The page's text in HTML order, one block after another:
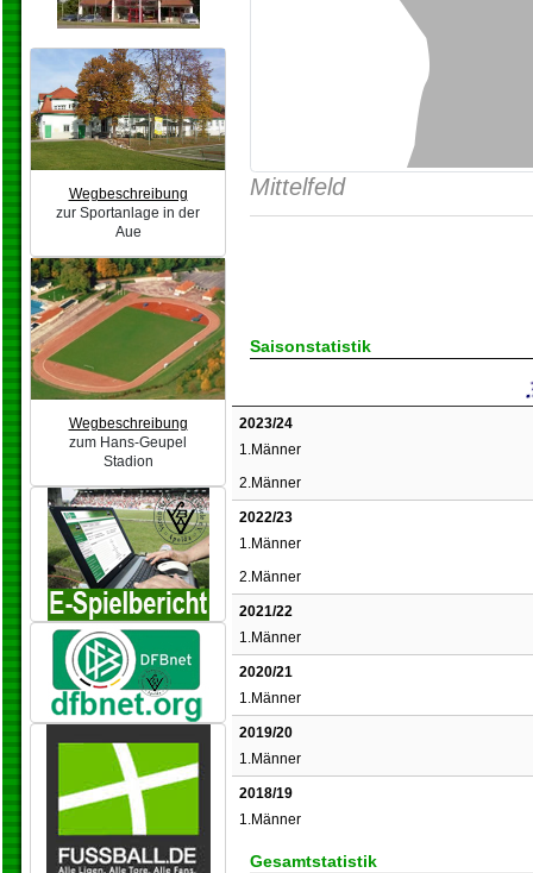
Wegbeschreibung
zur Sportanlage in der
Aue
Wegbeschreibung
zum Hans-Geupel
Stadion
Mittelfeld
Saisonstatistik
2023/24
1.Männer
2.Männer
2022/23
1.Männer
2.Männer
2021/22
1.Männer
2020/21
1.Männer
2019/20
1.Männer
2018/19
1.Männer
Gesamtstatistik